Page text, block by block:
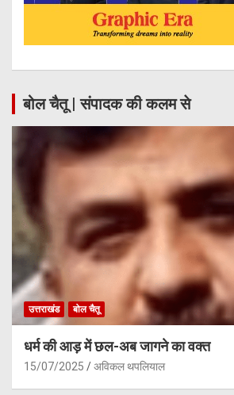
बोल चैतू | संपादक की कलम से
उत्तराखंड बोल चैतू
धर्म की आड़ में छल-अब जागने का वक्त
15/07/2025 अविकल थपलियाल